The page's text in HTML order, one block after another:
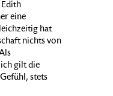
Edith
eine
hat
nichts von
gilt die
stets